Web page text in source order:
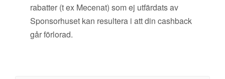
rabatter (t ex Mecenat) som ej utfärdats av
Sponsorhuset kan resultera i att din cashback
går förlorad.